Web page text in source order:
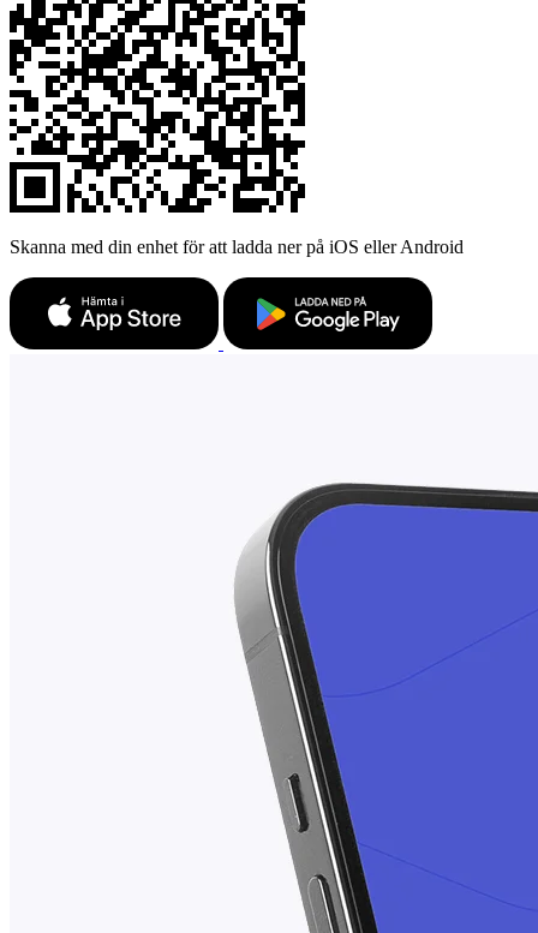
Skanna med din enhet för att ladda ner på iOS eller Android